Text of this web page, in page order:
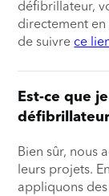
défibrillateur,
directement
de suivre ce
Est-ce que
Bien sûr, nous
leurs projets.
appliquons